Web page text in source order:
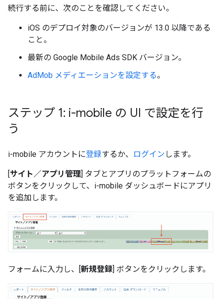
続行する前に、次のことを確認してください。
iOS のデプロイ対象のバージョンが 13.0 以降である
こと。
最新の Google Mobile Ads SDK バージョン。
AdMob メディエーションを設定する。
ステップ 1: i-mobile の UI で設定を行
う
i-mobile アカウントに登録するか、 ログイン します。
[サイト／アプリ管理] タブとアプリのプラットフォームの
ボタンをクリックして、i-mobile ダッシュボードにアプリ
を追加します。
フォームに入力し、[ 新規登録 ] ボタンをクリックします。